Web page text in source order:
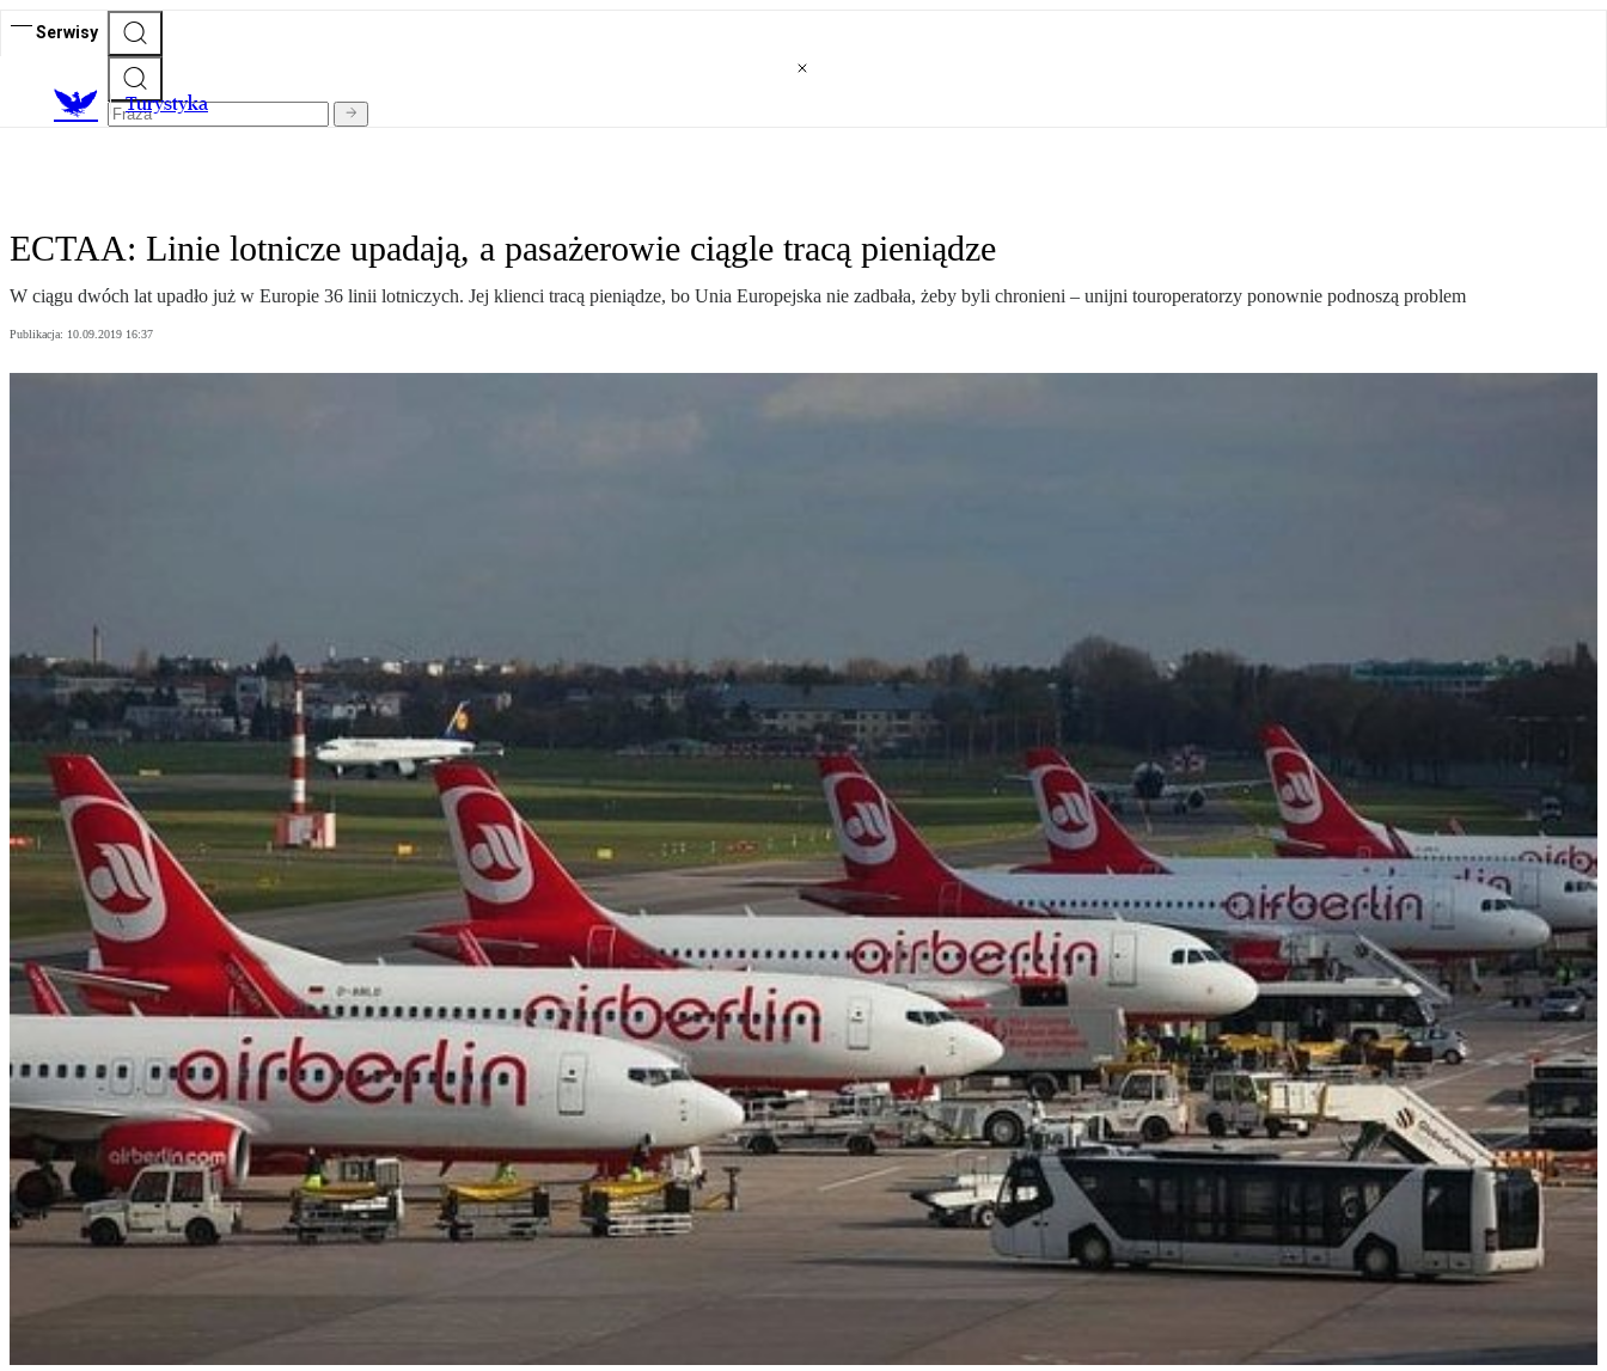
Serwisy
Turystyka
ECTAA: Linie lotnicze upadają, a pasażerowie ciągle tracą pieniądze
W ciągu dwóch lat upadło już w Europie 36 linii lotniczych. Jej klienci tracą pieniądze, bo Unia Europejska nie zadbała, żeby byli chronieni – unijni touroperatorzy ponownie podnoszą problem
Publikacja: 10.09.2019 16:37